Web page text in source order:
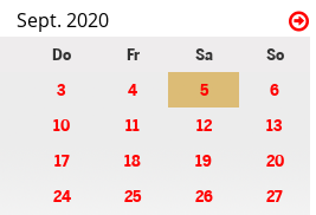
Sept. 2020
Do Fr Sa
So
3 4 5
6
10 11 12
13
17 18 19
20
24 25 26
27